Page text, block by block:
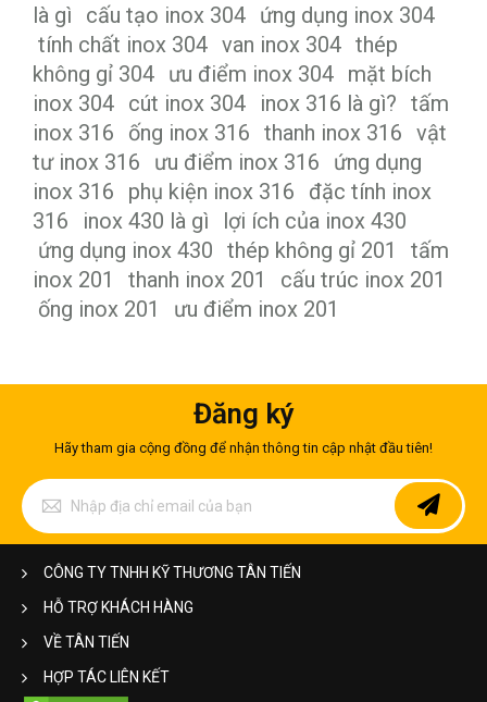
là gì
cấu tạo inox 304 ứng dụng inox 304
tính chất inox 304 van inox 304 thép
không gỉ 304 ưu điểm inox 304 mặt bích
inox 304 cút inox 304 inox 316 là gì? tấm
inox 316
ống inox 316 thanh inox 316 vật
tư inox 316
ưu điểm inox 316
ứng dụng
inox 316
phụ kiện inox 316
đặc tính inox
316
inox 430 là gì
lợi ích của inox 430
ứng dụng inox 430 thép không gỉ 201
tấm
inox 201
thanh inox 201
cấu trúc inox 201
ống inox 201
ưu điểm inox 201
Đăng ký
Hãy tham gia cộng đồng để nhận thông tin cập nhật đầu tiên!
Đăng
ký
để
nhận
tin
chúng
CÔNG TY TNHH KỸ THƯƠNG TÂN TIẾN
HỖ TRỢ KHÁCH HÀNG
VỀ TÂN TIẾN
HỢP TÁC LIÊN KẾT